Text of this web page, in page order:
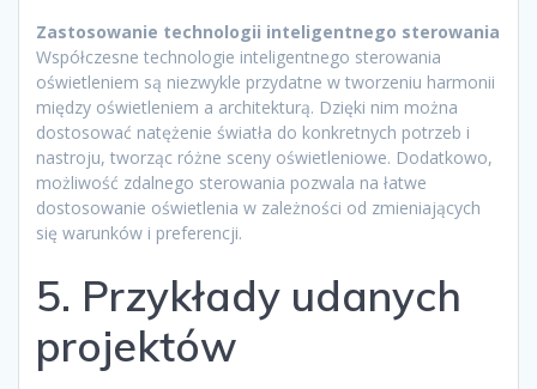
Zastosowanie technologii inteligentnego sterowania
Współczesne technologie inteligentnego sterowania
oświetleniem są niezwykle przydatne w tworzeniu harmonii
między oświetleniem a architekturą. Dzięki nim można
dostosować natężenie światła do konkretnych potrzeb i
nastroju, tworząc różne sceny oświetleniowe. Dodatkowo,
możliwość zdalnego sterowania pozwala na łatwe
dostosowanie oświetlenia w zależności od zmieniających
się warunków i preferencji.
5. Przykłady udanych
projektów